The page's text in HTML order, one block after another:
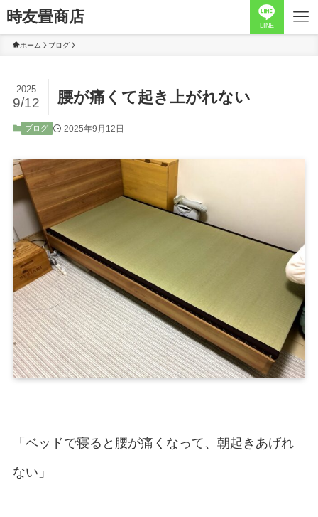
時友畳商店 LINE
ホーム ブログ
腰が痛くて起き上がれない
2025
9/12
ブログ 2025年9月12日
「ベッドで寝ると腰が痛くなって、朝起きあげれ
ない」